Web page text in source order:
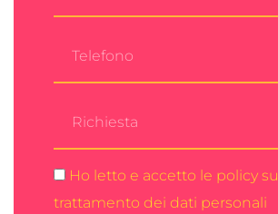
Ho letto e accetto le policy sul
trattamento dei dati personali